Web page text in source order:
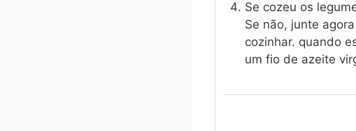
Se cozeu os
Se não, junte
cozinhar. quando
um fio de azeite